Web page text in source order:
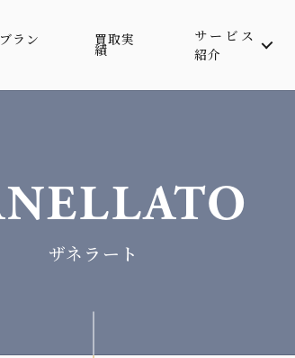
ラン 買取実
績
サービス
紹介
ザネラート